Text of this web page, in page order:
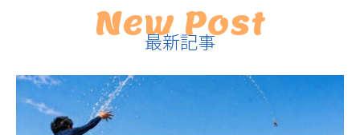
New Post
最新記事